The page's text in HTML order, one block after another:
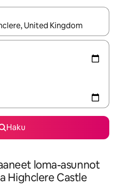
navigoi ylös- ja alas-
Haku
loma-asunnot
Highclere Castle